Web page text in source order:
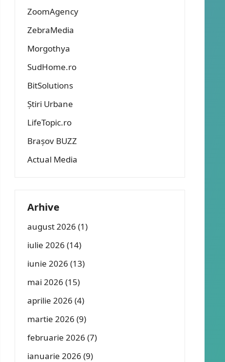
ZoomAgency
ZebraMedia
Morgothya
SudHome.ro
BitSolutions
Știri Urbane
LifeTopic.ro
Brașov BUZZ
Actual Media
Arhive
august 2026 (1)
iulie 2026 (14)
iunie 2026 (13)
mai 2026 (15)
aprilie 2026 (4)
martie 2026 (9)
februarie 2026 (7)
ianuarie 2026 (9)